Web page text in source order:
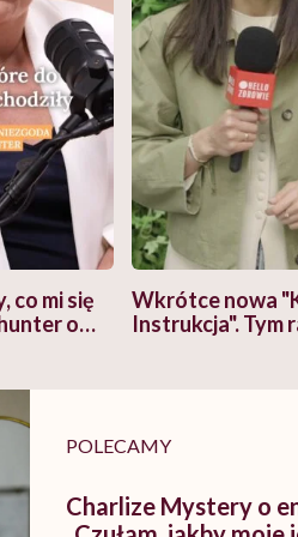
co mi się
o
Wkrótce nowa
Instrukcja". Tym
POLECAMY
Charlize Mystery o